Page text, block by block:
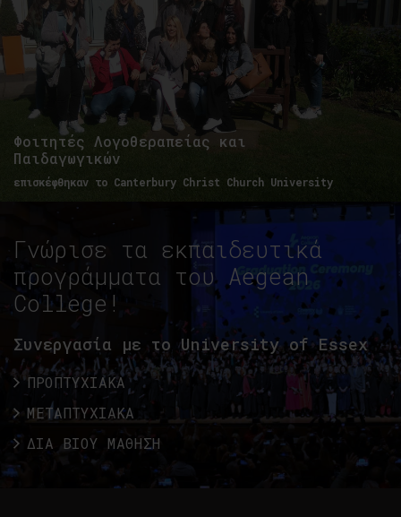
Φοιτητές Λογοθεραπείας και
Παιδαγωγικών
επισκέφθηκαν το Canterbury Christ Church University
Γνώρισε τα εκπαιδευτικά
προγράμματα του Aegean
College!
Συνεργασία με το University of Essex
ΠΡΟΠΤΥΧΙΑΚΑ
ΜΕΤΑΠΤΥΧΙΑΚΑ
ΔΙΑ ΒΙΟΥ ΜΑΘΗΣΗ